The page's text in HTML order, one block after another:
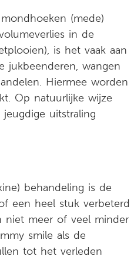
(mede)
in de
is het vaak aan
jukbeenderen, wangen
Hiermee worden
Op natuurlijke wijze
uitstraling
behandeling is de
een heel stuk verbeterd
niet meer of veel minder
smile als de
tot het verleden